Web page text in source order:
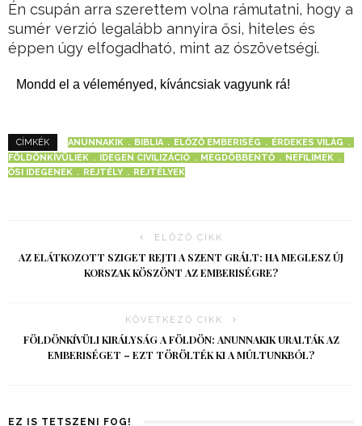
Én csupán arra szerettem volna rámutatni, hogy a
sumér verzió legalább annyira ősi, hiteles és
éppen úgy elfogadható, mint az ószövetségi.
Mondd el a véleményed, kíváncsiak vagyunk rá!
CÍMKÉK ANUNNAKIK BIBLIA ELŐZŐ EMBERISÉG
ÉRDEKES VILÁG
FÖLDÖNKÍVÜLIEK
IDEGEN CIVILIZÁCIÓ MEGDÖBBENTŐ
NEFILIMEK
ŐSI IDEGENEK
REJTÉLY REJTÉLYEK
ELŐZŐ CIKK
AZ ELÁTKOZOTT SZIGET REJTI A SZENT GRÁLT: HA MEGLESZ ÚJ
KORSZAK KÖSZÖNT AZ EMBERISÉGRE?
KÖVETKEZŐ CIKK
FÖLDÖNKÍVÜLI KIRÁLYSÁG A FÖLDÖN: ANUNNAKIK URALTÁK AZ
EMBERISÉGET – EZT TÖRÖLTÉK KI A MÚLTUNKBÓL?
EZ IS TETSZENI FOG!